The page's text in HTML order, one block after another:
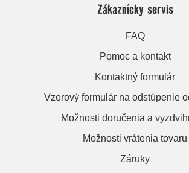
Zákaznícky servis
FAQ
Pomoc a kontakt
Kontaktný formulár
Vzorový formulár na odstúpenie
Možnosti doručenia a
Možnosti vrátenia tovaru
Záruky